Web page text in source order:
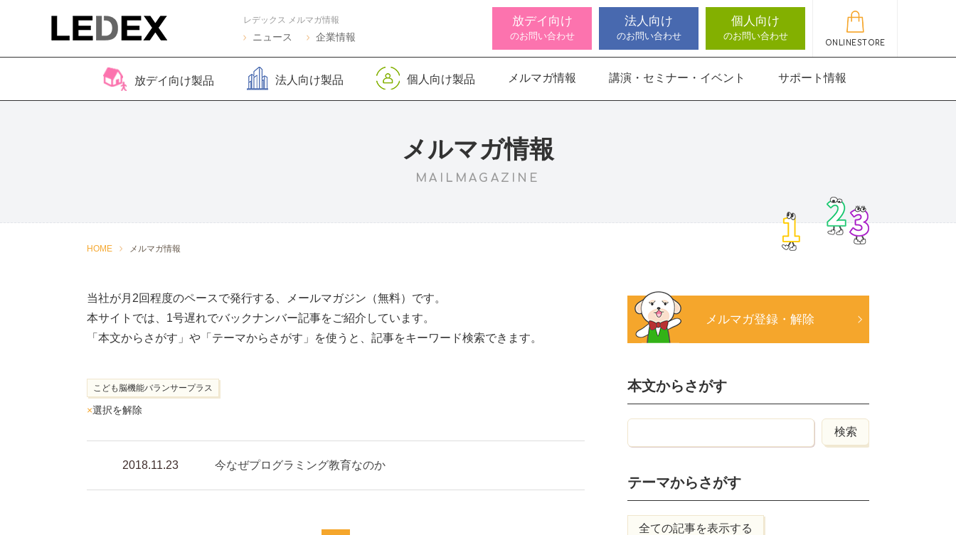
ニュース 企業情報
放デイ向け
のお問い合わせ
法人向け
のお問い合わせ
個人向け
のお問い合わせ
ONLINESTORE
放デイ向け製品 法人向け製品
脳バランサー キッズ
個人向け製品
こども脳機能バランサ
トKIDS
メルマガ情報 講演・セミナー・イベント サポート情報
レデックス メルマガ情報
メルマガ情報
MAILMAGAZINE
HOME メルマガ情報
当社が月2回程度のペースで発行する、メールマガジン（無料）です。
本サイトでは、1号遅れでバックナンバー記事をご紹介しています。
「本文からさがす」や「テーマからさがす」を使うと、記事をキーワード検索できます。
メルマガ登録・解除
本文からさがす
テーマからさがす
全ての記事を表示する
こども脳機能バランサープラス
×選択を解除
2018.11.23 今なぜプログラミング教育なのか